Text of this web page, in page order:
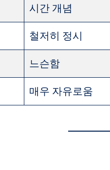
시간 개념
철저히 정시
느슨함
매우 자유로움